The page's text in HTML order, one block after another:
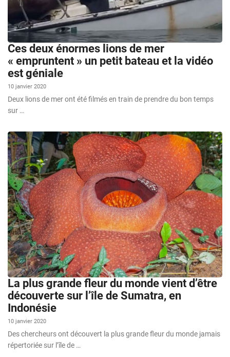
Ces deux énormes lions de mer
« empruntent » un petit bateau et la vidéo
est géniale
10 janvier 2020
Deux lions de mer ont été filmés en train de prendre du bon temps
sur …
La plus grande fleur du monde vient d’être
découverte sur l’île de Sumatra, en
Indonésie
10 janvier 2020
Des chercheurs ont découvert la plus grande fleur du monde jamais
répertoriée sur l’île de …